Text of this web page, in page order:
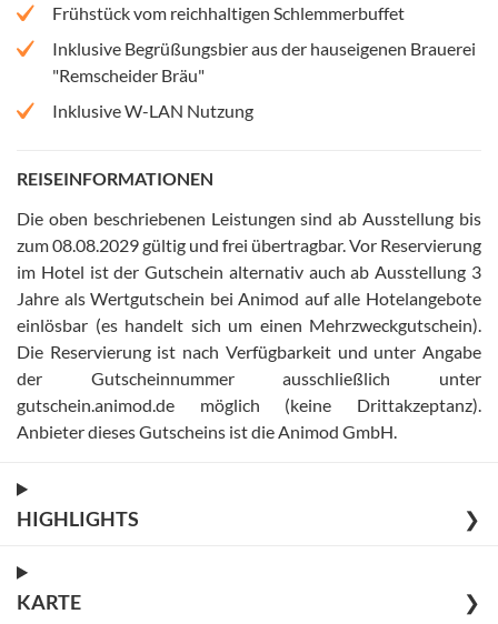
Frühstück vom reichhaltigen Schlemmerbuffet
Inklusive Begrüßungsbier aus der hauseigenen Brauerei
"Remscheider Bräu"
Inklusive W-LAN Nutzung
REISEINFORMATIONEN
Die oben beschriebenen Leistungen sind ab Ausstellung bis
zum 08.08.2029 gültig und frei übertragbar. Vor Reservierung
im Hotel ist der Gutschein alternativ auch ab Ausstellung 3
Jahre als Wertgutschein bei Animod auf alle Hotelangebote
einlösbar (es handelt sich um einen Mehrzweckgutschein)
Die Reservierung ist nach Verfügbarkeit und unter Angabe
der Gutscheinnummer ausschließlich unter
gutschein.animod.de möglich (keine Drittakzeptanz)
Anbieter dieses Gutscheins ist die Animod GmbH
HIGHLIGHTS ❯
KARTE ❯